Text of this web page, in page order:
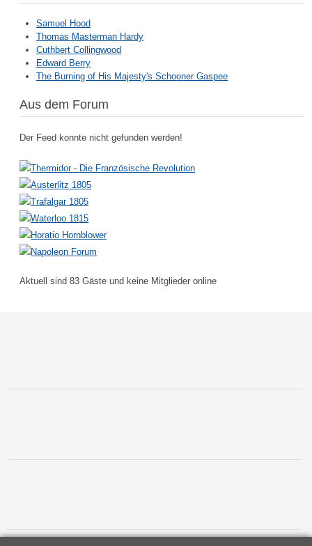
Samuel Hood
Thomas Masterman Hardy
Cuthbert Collingwood
Edward Berry
The Burning of His Majesty's Schooner Gaspee
Aus dem Forum
Der Feed konnte nicht gefunden werden!
Aktuell sind 83 Gäste und keine Mitglieder online